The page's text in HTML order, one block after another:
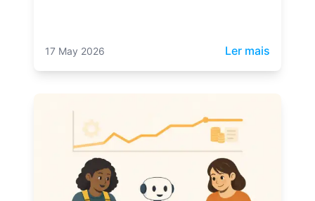
17 May 2026 Ler mais